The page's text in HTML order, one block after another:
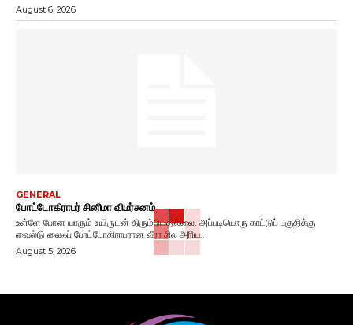
August 6, 2026
GENERAL
போட்டோகிராபர் சினிமா விமர்சனம்
உள்ளே போன யாரும் உயிருடன் திரும்பியதில்லை. அப்படியொரு காட்டுப் பகுதிக்கு
வைல்டு லைஃப் போட்டோகிராபரான வீரா சில அரிய...
August 5, 2026